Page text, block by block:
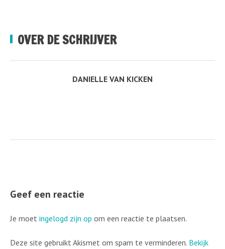
OVER DE SCHRIJVER
DANIELLE VAN KICKEN
Geef een reactie
Je moet ingelogd zijn op om een reactie te plaatsen.
Deze site gebruikt Akismet om spam te verminderen. Bekijk